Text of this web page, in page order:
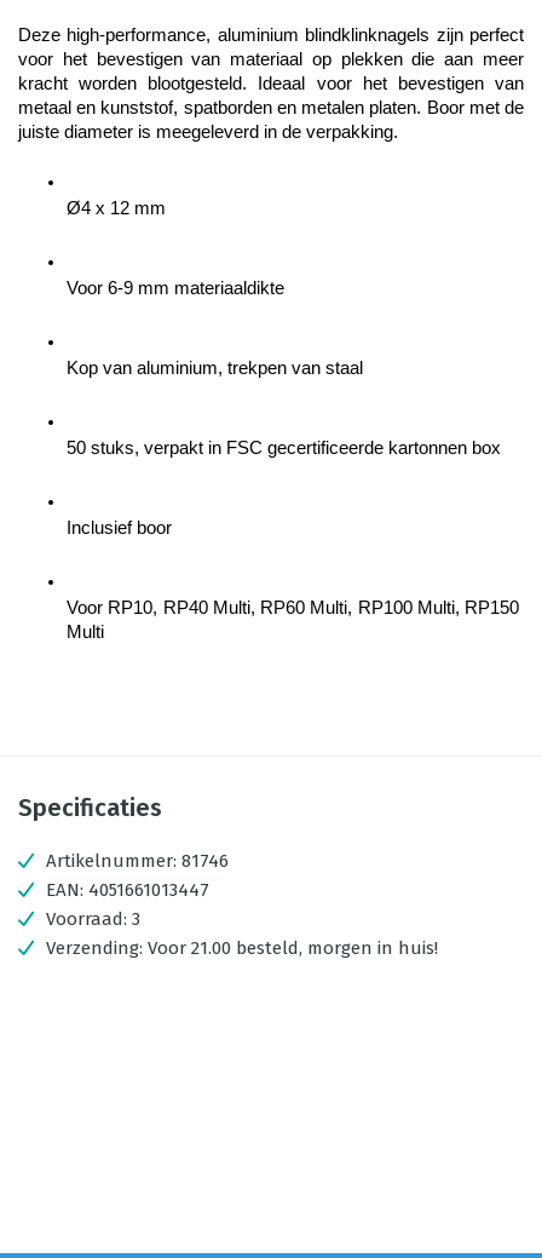
Deze high-performance, aluminium blindklinknagels zijn perfect
voor het bevestigen van materiaal op plekken die aan meer
kracht worden blootgesteld. Ideaal voor het bevestigen van
metaal en kunststof, spatborden en metalen platen. Boor met de
juiste diameter is meegeleverd in de verpakking.
Ø4 x 12 mm
Voor 6-9 mm materiaaldikte
Kop van aluminium, trekpen van staal
50 stuks, verpakt in FSC gecertificeerde kartonnen box
Inclusief boor
Voor RP10, RP40 Multi, RP60 Multi, RP100 Multi, RP150
Multi
Specificaties
Artikelnummer: 81746
EAN: 4051661013447
Voorraad: 3
Verzending: Voor 21.00 besteld, morgen in huis!